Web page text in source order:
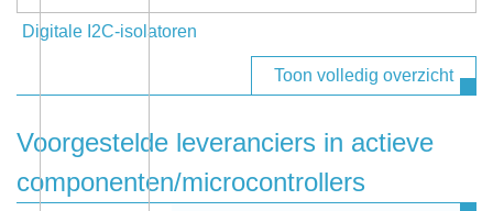
Digitale I2C-isolatoren
Toon volledig overzicht
Voorgestelde leveranciers in actieve
componenten/microcontrollers